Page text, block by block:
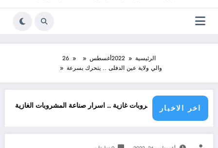
الرئيسية 2022أغسطس
26
والي ولاية عين الدفلى .. يتحرك بسرعة
اخر الاخبار
تحذير من مشروبات غازية .. اسرار صناعة المشروبات الغازية